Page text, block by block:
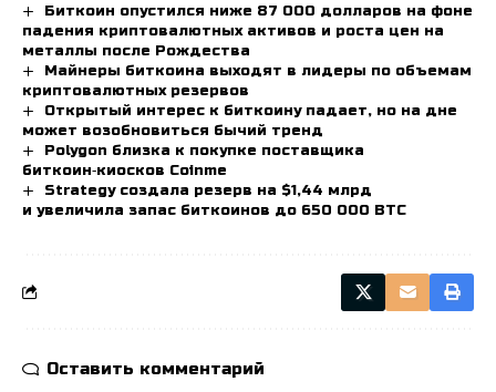
Биткоин опустился ниже 87 000 долларов на фоне
падения криптовалютных активов и роста цен на
металлы после Рождества
Майнеры биткоина выходят в лидеры по объемам
криптовалютных резервов
Открытый интерес к биткоину падает, но на дне
может возобновиться бычий тренд
Polygon близка к покупке поставщика
биткоин‑киосков Coinme
Strategy создала резерв на $1,44 млрд
и увеличила запас биткоинов до 650 000 BTC
Оставить комментарий